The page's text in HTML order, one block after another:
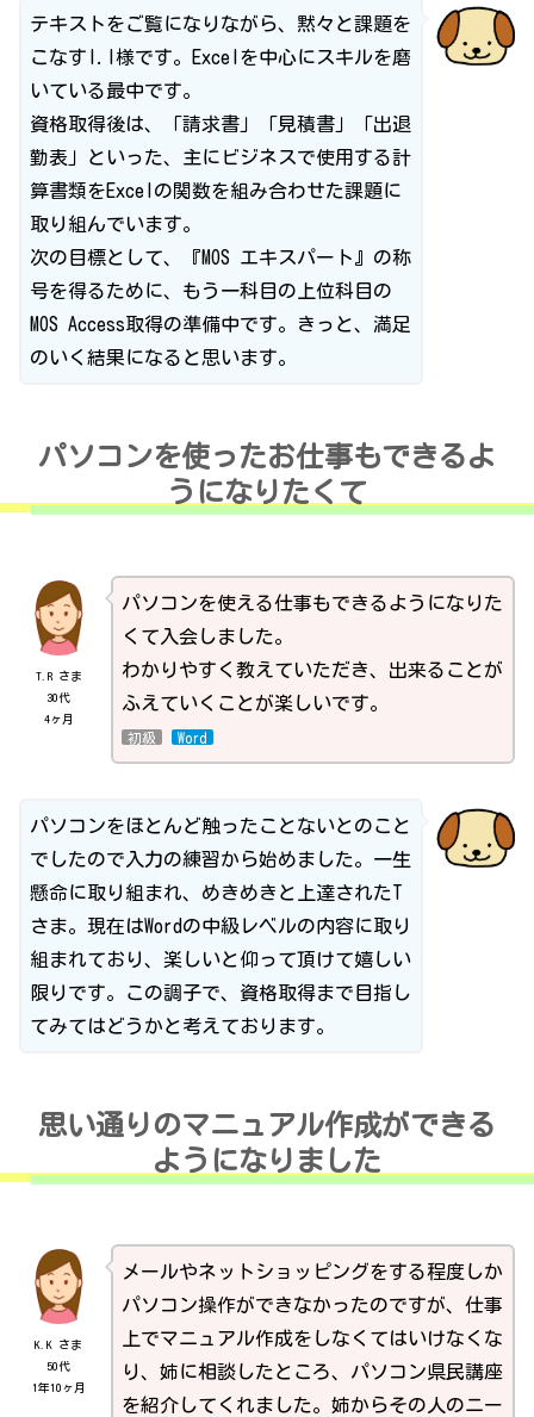
テキストをご覧になりながら、黙々と課題を
こなすI.I様です。Excelを中心にスキルを磨
いている最中です。
資格取得後は、「請求書」「見積書」「出退
勤表」といった、主にビジネスで使用する計
算書類をExcelの関数を組み合わせた課題に
取り組んでいます。
次の目標として、『MOS エキスパート』の称
号を得るために、もう一科目の上位科目の
MOS Access取得の準備中です。きっと、満足
のいく結果になると思います。
パソコンを使ったお仕事もできるよ
うになりたくて
T.R さま
30代
4ヶ月
パソコンを使える仕事もできるようになりた
くて入会しました。
わかりやすく教えていただき、出来ることが
ふえていくことが楽しいです。
初級 Word
パソコンをほとんど触ったことないとのこと
でしたので入力の練習から始めました。一生
懸命に取り組まれ、めきめきと上達されたT
さま。現在はWordの中級レベルの内容に取り
組まれており、楽しいと仰って頂けて嬉しい
限りです。この調子で、資格取得まで目指し
てみてはどうかと考えております。
思い通りのマニュアル作成ができる
ようになりました
K.K さま
50代
1年10ヶ月
メールやネットショッピングをする程度しか
パソコン操作ができなかったのですが、仕事
上でマニュアル作成をしなくてはいけなくな
り、姉に相談したところ、パソコン県民講座
を紹介してくれました。姉からその人のニー